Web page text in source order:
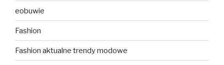
eobuwie
Fashion
Fashion aktualne trendy modowe